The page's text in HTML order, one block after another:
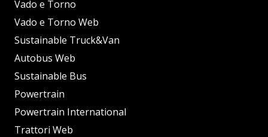
Vado e Torno
Vado e Torno Web
Sustainable Truck&Van
Autobus Web
Sustainable Bus
Powertrain
Powertrain International
Trattori Web